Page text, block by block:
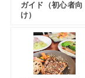
ガイド（初心者向
け）